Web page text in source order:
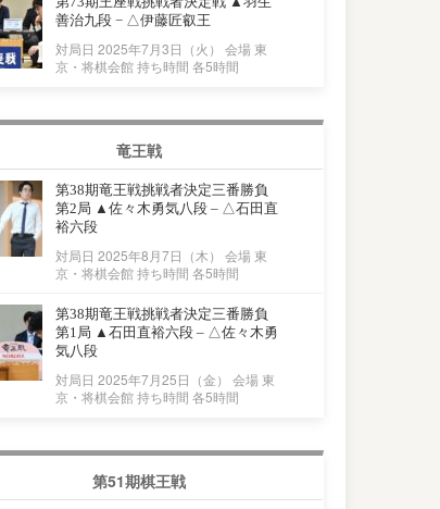
善治九段 − △伊藤匠叡王
対局日 2025年7月3日（火） 会場 東
京・将棋会館 持ち時間 各5時間
竜王戦
第38期竜王戦挑戦者決定三番勝負
第2局 ▲佐々木勇気八段 – △石田直
裕六段
対局日 2025年8月7日（木） 会場 東
京・将棋会館 持ち時間 各5時間
第38期竜王戦挑戦者決定三番勝負
第1局 ▲石田直裕六段 – △佐々木勇
気八段
対局日 2025年7月25日（金） 会場 東
京・将棋会館 持ち時間 各5時間
第51期棋王戦